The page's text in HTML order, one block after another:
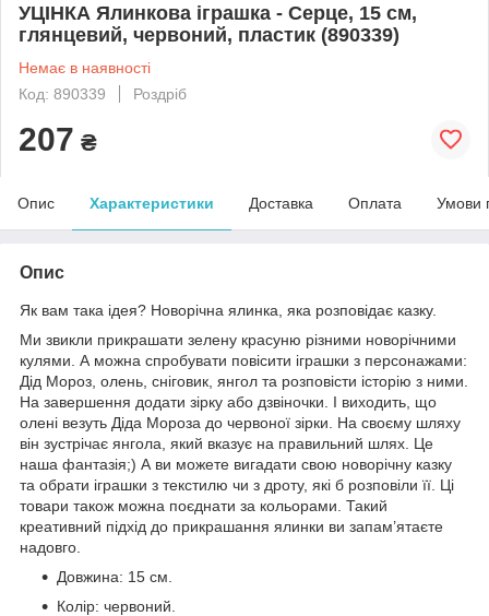
УЦІНКА Ялинкова іграшка - Серце, 15 см,
глянцевий, червоний, пластик (890339)
Немає в наявності
Код: 890339
Роздріб
207 ₴
Опис Характеристики Доставка Оплата Умови
Опис
Як вам така ідея? Новорічна ялинка, яка розповідає казку.
Ми звикли прикрашати зелену красуню різними новорічними
кулями. А можна спробувати повісити іграшки з персонажами:
Дід Мороз, олень, сніговик, янгол та розповісти історію з ними.
На завершення додати зірку або дзвіночки. І виходить, що
олені везуть Діда Мороза до червоної зірки. На своєму шляху
він зустрічає янгола, який вказує на правильний шлях. Це
наша фантазія;) А ви можете вигадати свою новорічну казку
та обрати іграшки з текстилю чи з дроту, які б розповіли її. Ці
товари також можна поєднати за кольорами. Такий
креативний підхід до прикрашання ялинки ви запам’ятаєте
надовго.
Довжина: 15 см.
Колір: червоний.